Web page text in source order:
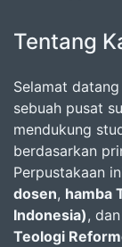
Tentang
Selamat
sebuah pusat
mendukung
berdasarkan
Perpustakaan
dosen, hamba
Indonesia), dan
Teologi